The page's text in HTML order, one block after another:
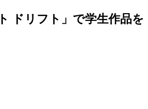
ドリフト」で学生作品を